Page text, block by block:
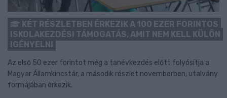
KÉT RÉSZLETBEN ÉRKEZIK A 100 EZER FORINTOS
ISKOLAKEZDÉSI TÁMOGATÁS, AMIT NEM KELL KÜLÖN
IGÉNYELNI
Az első 50 ezer forintot még a tanévkezdés előtt folyósítja a
Magyar Államkincstár, a második részlet novemberben, utalvány
formájában érkezik.